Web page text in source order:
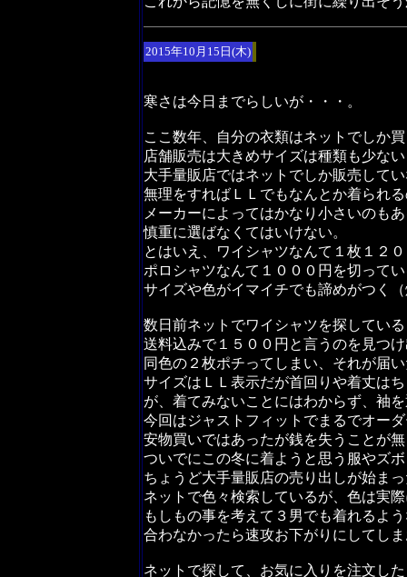
2015年10月15日(木)
寒さは今日までらしいが・・・。
ここ数年、自分の衣類はネットでしか
店舗販売は大きめサイズは種類も少な
大手量販店ではネットでしか販売して
無理をすればＬＬでもなんとか着られ
メーカーによってはかなり小さいのも
慎重に選ばなくてはいけない。
とはいえ、ワイシャツなんて１枚１２
ポロシャツなんて１０００円を切って
サイズや色がイマイチでも諦めがつく
数日前ネットでワイシャツを探してい
送料込みで１５００円と言うのを見つ
同色の２枚ポチってしまい、それが届
サイズはＬＬ表示だが首回りや着丈は
が、着てみないことにはわからず、袖
今回はジャストフィットでまるでオー
安物買いではあったが銭を失うことが
ついでにこの冬に着ようと思う服やズ
ちょうど大手量販店の売り出しが始ま
ネットで色々検索しているが、色は実
もしもの事を考えて３男でも着れるよ
合わなかったら速攻お下がりにしてし
ネットで探して、お気に入りを注文し